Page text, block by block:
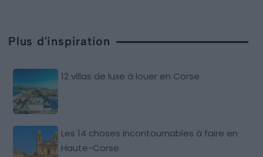
Plus d'inspiration
12 villas de luxe à louer en Corse
Les 14 choses incontournables à faire en
Haute-Corse